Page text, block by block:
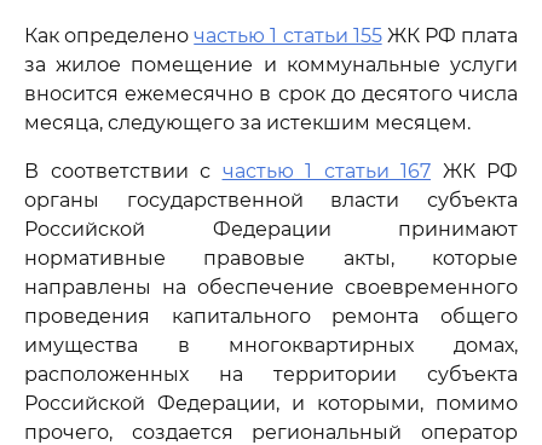
Как определеночастью 1 статьи 155ЖК РФ плата
за жилое помещение и коммунальные услуги
вносится ежемесячно в срок до десятого числа
месяца, следующего за истекшим месяцем.
В соответствии с частью 1 статьи 167 ЖК РФ
органы государственной власти субъекта
Российской Федерации принимают
нормативные правовые акты, которые
направлены на обеспечение своевременного
проведения капитального ремонта общего
имущества в многоквартирных домах,
расположенных на территории субъекта
Российской Федерации, и которыми, помимо
прочего, создается региональный оператор